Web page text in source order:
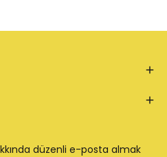
düzenli e-posta almak